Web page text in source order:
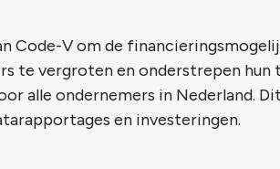
Code-V om de
te vergroten en onderstrepen hun
alle ondernemers in Nederland.
en investeringen.